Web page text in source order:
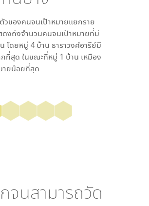
วของคนจนเป้าหมายแยกราย
งถึงจำนวนคนจนเป้าหมายที่มี
โดยหมู่ 4 บ้าน ธาราวงศ์อารีย์มี
ที่สุด ในขณะที่หมู่ 1 บ้าน เหมือง
ายน้อยที่สุด
จนสามารถวัด